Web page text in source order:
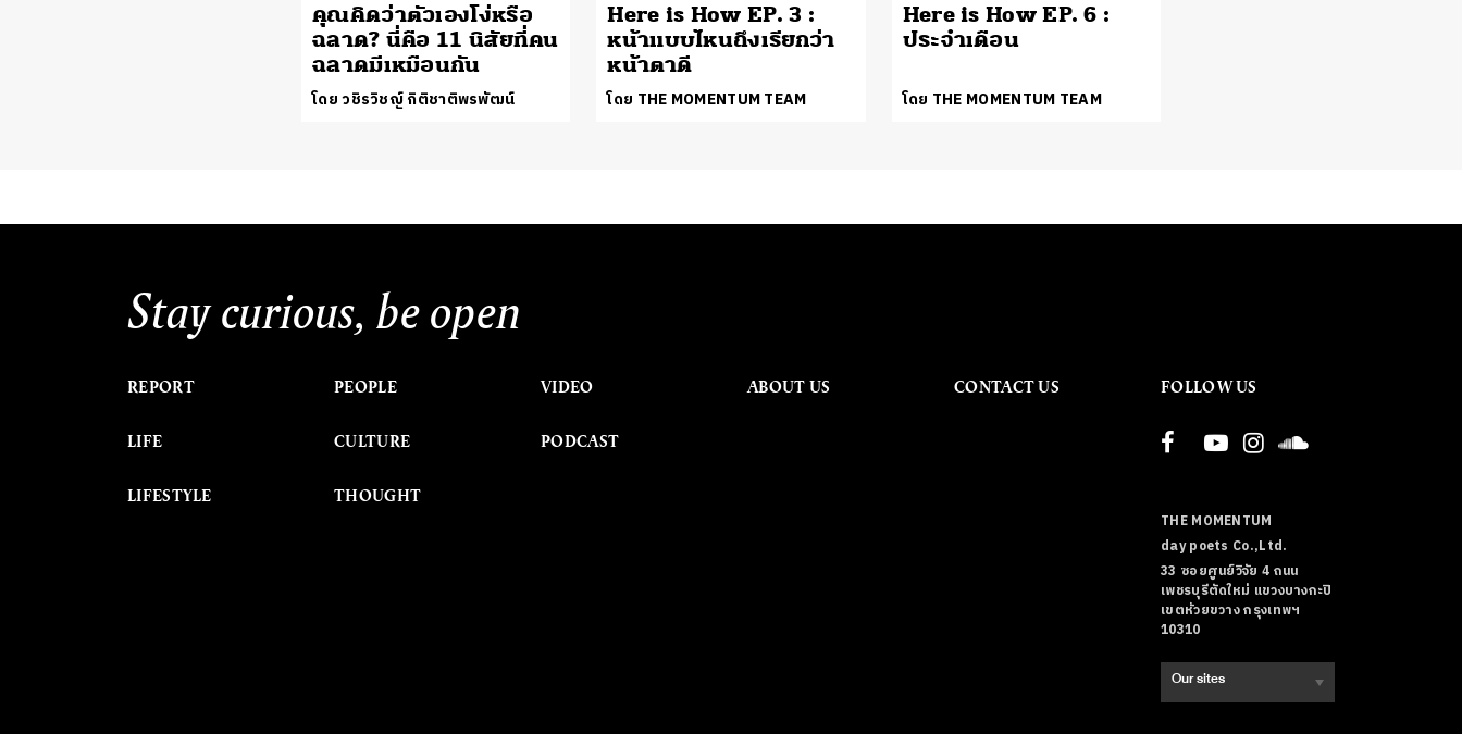
คุณคิดว่าตัวเองโง่หรือ
ฉลาด? นี่คือ 11 นิสัยที่คน
ฉลาดมีเหมือนกัน
โดย วชิรวิชญ์ กิติชาติพรพัฒน์
Here is How EP. 3 :
หน้าแบบไหนถึงเรียกว่า
หน้าตาดี
โดย THE MOMENTUM TEAM
Here is How EP. 6 :
ประจำเดือน
โดย THE MOMENTUM TEAM
Stay curious, be open
REPORT
LIFE
LIFESTYLE
PEOPLE
CULTURE
THOUGHT
VIDEO
PODCAST
ABOUT US CONTACT US FOLLOW US
THE MOMENTUM
day poets Co.,Ltd.
33 ซอยศูนย์วิจัย 4 ถนน
เพชรบุรีตัดใหม่ แขวงบางกะปิ
เขตห้วยขวาง กรุงเทพฯ
10310